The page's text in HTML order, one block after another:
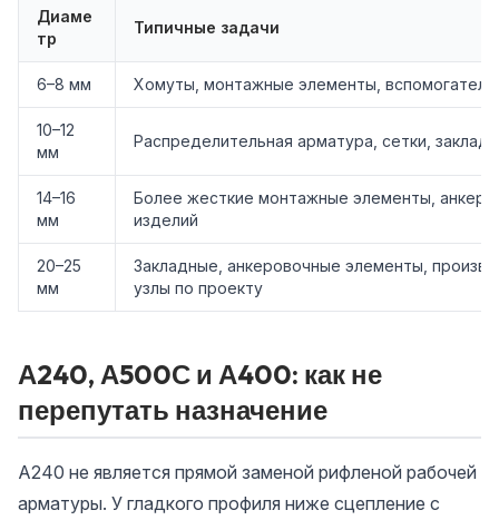
Диаме
тр
Типичные задачи
6–8 мм Хомуты, монтажные элементы,
10–12
мм
Распределительная арматура, сетки,
14–16
мм
Более жесткие монтажные элементы,
изделий
20–25
мм
Закладные, анкеровочные элементы,
узлы по проекту
А240, А500С и А400: как не
перепутать назначение
А240 не является прямой заменой рифленой рабочей
арматуры. У гладкого профиля ниже сцепление с